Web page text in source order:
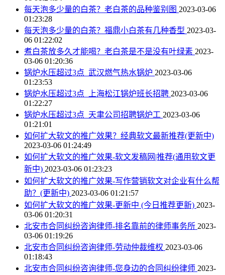
每天泡多少量的白茶？老白茶的品种鉴别图 2023-03-06
01:23:28
每天泡多少量的白茶？福鼎小白茶有几种香型 2023-03-
06 01:22:02
煮白茶放多久才能喝？老白茶是不是没有叶绿素 2023-
03-06 01:20:36
锅炉水压超过3点_武汉燃气热水锅炉 2023-03-06
01:23:53
锅炉水压超过3点_上海松江锅炉班长招聘 2023-03-06
01:22:27
锅炉水压超过3点_天聿公司招聘锅炉工 2023-03-06
01:21:01
如何扩大软文的推广效果？经典软文最新推荐(更新中)
2023-03-06 01:24:49
如何扩大软文的推广效果-软文发稿网|推荐(通用软文更
新中) 2023-03-06 01:23:23
如何扩大软文的推广效果-写作营销软文对企业有什么帮
助？(更新中) 2023-03-06 01:21:57
如何扩大软文的推广效果-更新中 (今日推荐更新) 2023-
03-06 01:20:31
北安市合同纠纷咨询律师-排名靠前的律师事务所 2023-
03-06 01:19:26
北安市合同纠纷咨询律师-劳动仲裁维权 2023-03-06
01:18:43
北安市合同纠纷咨询律师-您身边的合同纠纷律师 2023-